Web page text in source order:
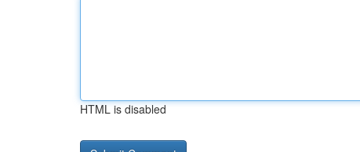
HTML is disabled